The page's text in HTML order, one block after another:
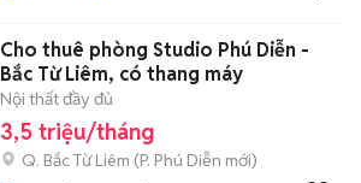
Cho thuê phòng Studio Phú Diễn -
Bắc Từ Liêm, có thang máy
Nội thất đầy đủ
3,5 triệu/tháng
Q. Bắc Từ Liêm (P. Phú Diễn mới)